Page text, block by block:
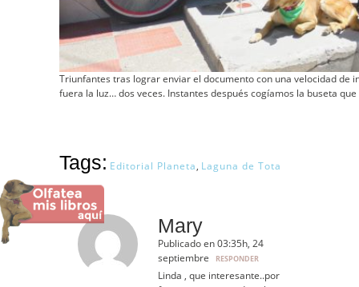
Triunfantes tras lograr enviar el documento con una velocidad de
fuera la luz… dos veces. Instantes después cogíamos la buseta
Tags: Editorial Planeta, Laguna de Tota
Mary
Publicado en 03:35h, 24
septiembre
RESPONDER
Linda , que interesante..por